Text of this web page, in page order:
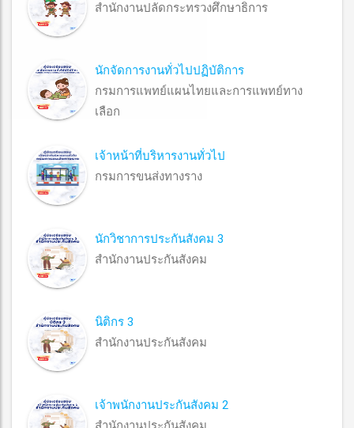
สำนักงานปลัดกระทรวงศึกษาธิการ
นักจัดการงานทั่วไปปฏิบัติการ
กรมการแพทย์แผนไทยและการแพทย์ทาง
เลือก
เจ้าหน้าที่บริหารงานทั่วไป
กรมการขนส่งทางราง
นักวิชาการประกันสังคม 3
สำนักงานประกันสังคม
นิติกร 3
สำนักงานประกันสังคม
เจ้าพนักงานประกันสังคม 2